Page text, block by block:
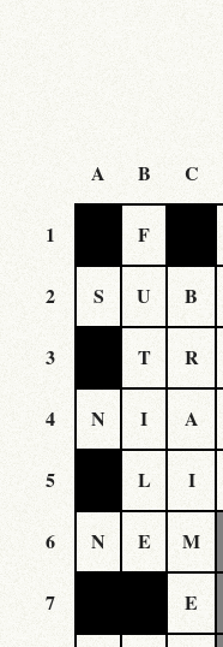
A B C
1 F
2 S U B
3 T R
4 N I A
5 L I
6 N E M
7 E